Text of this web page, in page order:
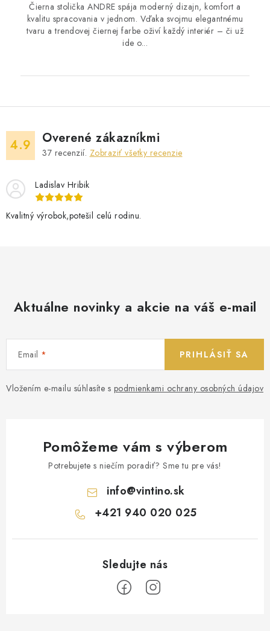
Čierna stolička ANDRE spája moderný dizajn, komfort a
kvalitu spracovania v jednom. Vďaka svojmu elegantnému
tvaru a trendovej čiernej farbe oživí každý interiér – či už
ide o...
4.9 Overené zákazníkmi
37 recenzií. Zobraziť všetky recenzie
Ladislav Hribik
Kvalitný výrobok,potešil celú rodinu.
Aktuálne novinky a akcie na váš e-mail
Email
Vložením e-mailu súhlasíte s podmienkami ochrany osobných údajov
PRIHLÁSIŤ SA
Pomôžeme vám s výberom
Potrebujete s niečím poradiť? Sme tu pre vás!
info@vintino.sk
+421 940 020 025